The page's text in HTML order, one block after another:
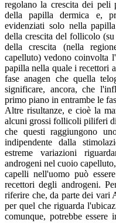
regolano la crescita dei
della papilla dermica e,
evidenziati solo nella
della crescita del follicolo
della crescita (nella
capelluto) vedono coinvolta
papilla nella quale i recettori
fase anagen che quella
significare, ancora, che
primo piano in entrambe le
Altre risultanze, e cioè la
alcuni grossi follicoli piliferi
che questi raggiungono
indipendente dalla
estreme variazioni
androgeni nel cuoio
capelli nell'uomo può
recettori degli androgeni.
riferire che, da parte dei vari
per quel che riguarda
comunque, potrebbe